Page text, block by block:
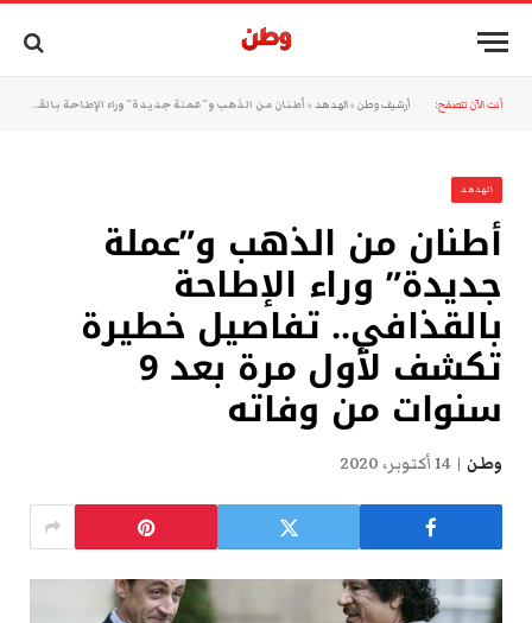
أنت الآن تتصفح: أرشيف وطن »الهدهد » أطنان من الذهب و”عملة جديدة” وراء الإطاحة بالقذافي.. تفاصيل خطيرة تكشف لأول مرة بعد 9 سنوات من وفاته
الهدهد
أطنان من الذهب و”عملة
جديدة” وراء الإطاحة
بالقذافي.. تفاصيل خطيرة
تكشف لأول مرة بعد 9
سنوات من وفاته
وطن 14 أكتوبر، 2020